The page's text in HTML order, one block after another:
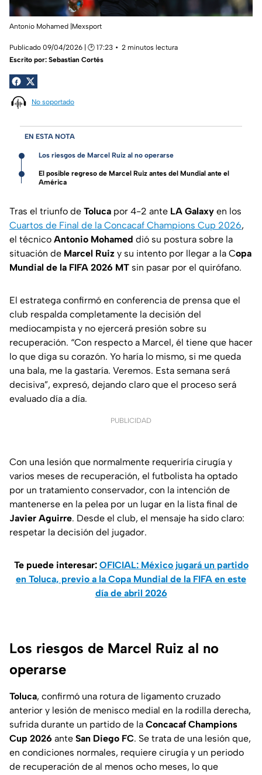
Antonio Mohamed |Mexsport
Publicado 09/04/2026 | 🕑 17:23
2 minutos lectura
Escrito por: Sebastian Cortés
No soportado
EN ESTA NOTA
Los riesgos de Marcel Ruiz al no operarse
El posible regreso de Marcel Ruiz antes del Mundial ante el
América
Tras el triunfo de Toluca por 4-2 ante LA Galaxy en los
Cuartos de Final de la Concacaf Champions Cup 2026,
el técnico Antonio Mohamed dió su postura sobre la
situación de Marcel Ruiz y su intento por llegar a la Copa
Mundial de la FIFA 2026 MT sin pasar por el quirófano.
El estratega confirmó en conferencia de prensa que el
club respalda completamente la decisión del
mediocampista y no ejercerá presión sobre su
recuperación. “Con respecto a Marcel, él tiene que hacer
lo que diga su corazón. Yo haría lo mismo, si me queda
una bala, me la gastaría. Veremos. Esta semana será
decisiva”, expresó, dejando claro que el proceso será
evaluado día a día.
PUBLICIDAD
Con una lesión que normalmente requeriría cirugía y
varios meses de recuperación, el futbolista ha optado
por un tratamiento conservador, con la intención de
mantenerse en la pelea por un lugar en la lista final de
Javier Aguirre. Desde el club, el mensaje ha sido claro:
respetar la decisión del jugador.
Te puede interesar: OFICIAL: México jugará un partido
en Toluca, previo a la Copa Mundial de la FIFA en este
día de abril 2026
Los riesgos de Marcel Ruiz al no
operarse
Toluca, confirmó una rotura de ligamento cruzado
anterior y lesión de menisco medial en la rodilla derecha,
sufrida durante un partido de la Concacaf Champions
Cup 2026 ante San Diego FC. Se trata de una lesión que,
en condiciones normales, requiere cirugía y un periodo
de recuperación de al menos ocho meses, lo que